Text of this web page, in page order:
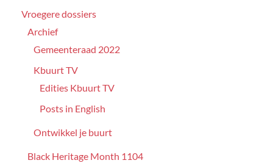
Vroegere dossiers
Archief
Gemeenteraad 2022
Kbuurt TV
Edities Kbuurt TV
Posts in English
Ontwikkel je buurt
Black Heritage Month 1104